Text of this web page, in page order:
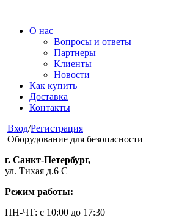
О нас
Вопросы и ответы
Партнеры
Клиенты
Новости
Как купить
Доставка
Контакты
Вход/Регистрация
Оборудование для безопасности
г. Санкт-Петербург,
ул. Тихая д.6 С
Режим работы:
ПН-ЧТ: с 10:00 до 17:30